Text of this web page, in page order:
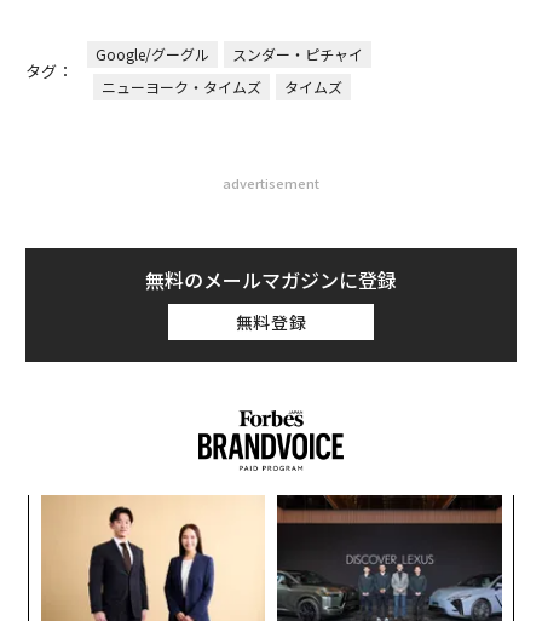
タグ：
Google/グーグル
スンダー・ピチャイ
ニューヨーク・タイムズ
タイムズ
advertisement
無料のメールマガジンに登録
無料登録